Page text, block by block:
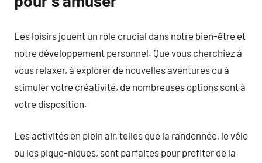
Les loisirs jouent un rôle crucial dans notre bien-être et
notre développement personnel. Que vous cherchiez à
vous relaxer, à explorer de nouvelles aventures ou à
stimuler votre créativité, de nombreuses options sont à
votre disposition.
Les activités en plein air, telles que la randonnée, le vélo
ou les pique-niques, sont parfaites pour profiter de la